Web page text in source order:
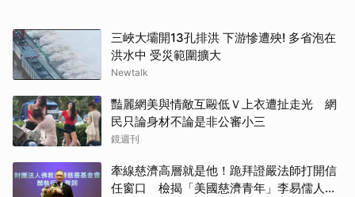
三峽大壩開13孔排洪 下游慘遭殃! 多省泡在
洪水中 受災範圍擴大
Newtalk
豔麗網美與情敵互毆低Ｖ上衣遭扯走光 網
民只論身材不論是非公審小三
鏡週刊
牽線慈濟高層就是他！跪拜證嚴法師打開信
任窗口 檢揭「美國慈濟青年」李易儒人脈